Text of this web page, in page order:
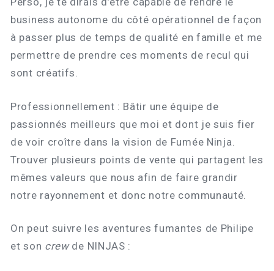
business autonome du côté opérationnel de façon
à passer plus de temps de qualité en famille et me
permettre de prendre ces moments de recul qui
sont créatifs.
Professionnellement : Bâtir une équipe de
passionnés meilleurs que moi et dont je suis fier
de voir croître dans la vision de Fumée Ninja.
Trouver plusieurs points de vente qui partagent les
mêmes valeurs que nous afin de faire grandir
notre rayonnement et donc notre communauté.
On peut suivre les aventures fumantes de Philipe
et son crewde NINJAS :